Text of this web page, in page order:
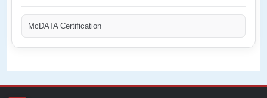
McDATA Certification